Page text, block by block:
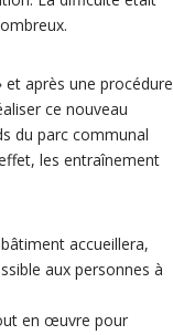
après une procédure
ce nouveau
du parc communal
les entraînement
accueillera,
aux personnes à
en œuvre pour